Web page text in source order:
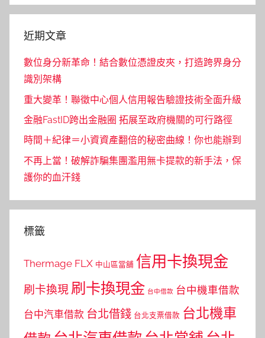
近期文章
數位身分新革命！結合數位憑證皮夾，打造跨界身分
識別架構
重大變革！聯徵中心個人信用報告驗證技術全面升級
金融FastID跨出金融圈 拓展至政府機關的可行路徑
時間＋紀律＝小資資產翻倍的秘密曲線！你也能辦到
不再上當！破解詐騙集團濫用無卡提款的新手法，保
護你的血汗錢
標籤
Thermage FLX 中山區當舖 信用卡換現金
刷卡換現 刷卡換現金 台中借款 台中機車借款
台中汽車借款 台北借錢 台北支票借款 台北機車